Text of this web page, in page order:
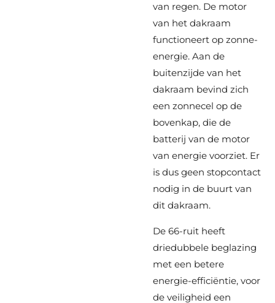
van regen. De motor
van het dakraam
functioneert op zonne-
energie. Aan de
buitenzijde van het
dakraam bevind zich
een zonnecel op de
bovenkap, die de
batterij van de motor
van energie voorziet. Er
is dus geen stopcontact
nodig in de buurt van
dit dakraam.
De 66-ruit heeft
driedubbele beglazing
met een betere
energie-efficiëntie, voor
de veiligheid een